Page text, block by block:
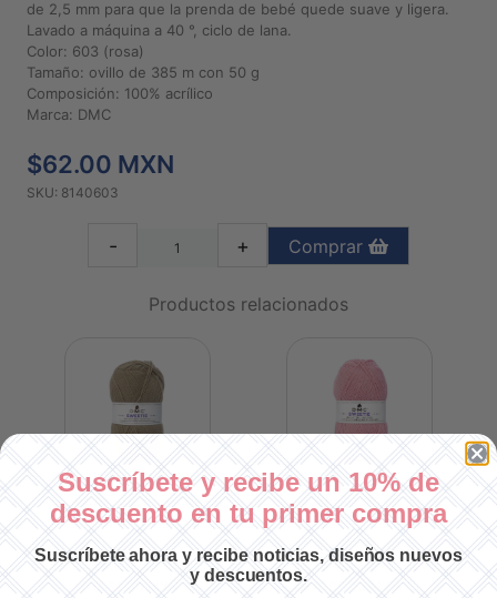
2026
Diseños
Para
de 2,5 mm para que la prenda de bebé quede suave y ligera.
Lavado a máquina a 40 °, ciclo de lana.
Color: 603 (rosa)
Tamaño: ovillo de 385 m con 50 g
Composición: 100% acrílico
Marca: DMC
$62.00 MXN
SKU: 8140603
- + Comprar
Productos relacionados
SWEETIE 601
SKU: 8140601
$62.00 MXN
SWEETIE 603
SKU: 8140603
$62.00 MXN
Suscríbete y recibe un 10% de
descuento en tu primer compra
Suscríbete ahora y recibe noticias, diseños nuevos
y descuentos.